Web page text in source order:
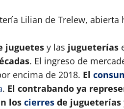
Lilian de Trelew, abierta
juguetes y las jugueterías
. El ingreso de
encima de 2018. El
. El contrabando ya
los cierres de jugueterías